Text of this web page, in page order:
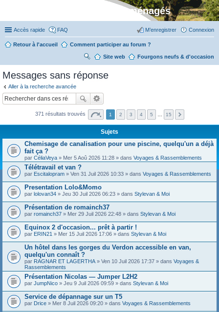
Stylevan - Vans aménagés
Accès rapide FAQ Connexion
M’enregistrer
Retour à l'accueil Comment participer au forum ?
Fourgons neufs & d'occasion
Site web
R
her
ch
er
Messages sans réponse
Aller à la recherche avancée
371 résultats trouvés 1 2 3 4 5 15
Sujets
Chemisage de canalisation pour une piscine, quelqu'un a déjà
fait ça ?
par CéliaVeya » Mer 5 Aoû 2026 11:28 » dans Voyages & Rassemblements
Télétravail et van ?
par Escitalopram » Ven 31 Juil 2026 10:33 » dans Voyages & Rassemblements
Presentation Lolo&Momo
par lolovan34 » Jeu 30 Juil 2026 06:23 » dans Stylevan & Moi
Présentation de romainch37
par romainch37 » Mer 29 Juil 2026 22:48 » dans Stylevan & Moi
Equinox 2 d'occasion... prêt à partir !
par ERIN21 » Mer 15 Juil 2026 17:06 » dans Stylevan & Moi
Un hôtel dans les gorges du Verdon accessible en van,
quelqu'un connaît ?
par RAGNAR ET LAGERTHA » Ven 10 Juil 2026 17:37 » dans Voyages &
Rassemblements
Présentation Nicolas — Jumper L2H2
par JumpNico » Jeu 9 Juil 2026 09:59 » dans Stylevan & Moi
Service de dépannage sur un T5
par Drice » Mer 8 Juil 2026 09:20 » dans Voyages & Rassemblements